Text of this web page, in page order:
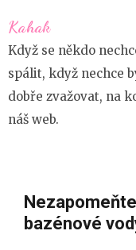
na
obsah
(stiskněte
Enter)
Kahak
Když se někdo
spálit, když nechce
dobře zvažovat, na
náš web.
bazénové